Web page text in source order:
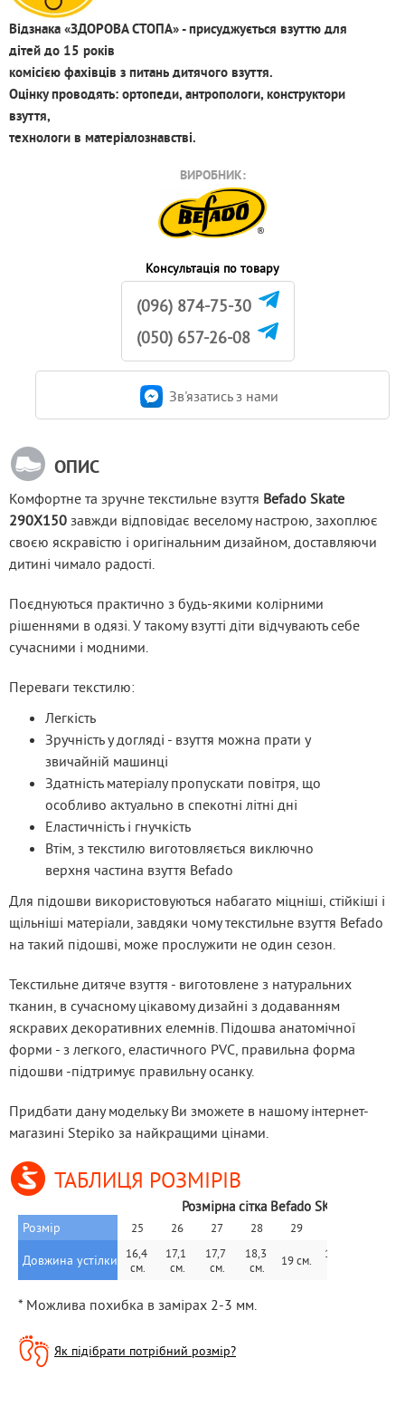
Відзнака «ЗДОРОВА СТОПА» - присуджується взуттю для
дітей до 15 років
комісією фахівців з питань дитячого взуття.
Оцінку проводять: ортопеди, антропологи, конструктори
взуття,
технологи в матеріалознавстві.
ВИРОБНИК:
Консультація по товару
(096) 874-75-30
(050) 657-26-08
Зв'язатись з нами
ОПИС
Комфортне та зручне текстильне взуття Befado Skate
290X150 завжди відповідає веселому настрою, захоплює
своєю яскравістю і оригінальним дизайном, доставляючи
дитині чимало радості.
Поєднуються практично з будь-якими колірними
рішеннями в одязі. У такому взутті діти відчувають себе
сучасними і модними.
Переваги текстилю:
Легкість
Зручність у догляді - взуття можна прати у
звичайній машинці
Здатність матеріалу пропускати повітря, що
особливо актуально в спекотні літні дні
Еластичність і гнучкість
Втім, з текстилю виготовляється виключно
верхня частина взуття Befado
Для підошви використовуються набагато міцніші, стійкіші і
щільніші матеріали, завдяки чому текстильне взуття Befado
на такий підошві, може прослужити не один сезон.
Текстильне дитяче взуття - виготовлене з натуральних
тканин, в сучасному цікавому дизайні з додаванням
яскравих декоративних елемнів. Підошва анатомічної
форми - з легкого, еластичного PVC, правильна форма
підошви -підтримує правильну осанку.
Придбати дану модельку Ви зможете в нашому інтернет-
магазині Stepiko за найкращими цінами.
ТАБЛИЦЯ РОЗМІРІВ
Розмірна сітка Befado SKATE
Розмір 25 26 27 28 29
Довжина устілки
16,4
см.
17,1
см.
17,7
см.
18,3
см.
19 см.
19,6
* Можлива похибка в замірах 2-3 мм.
Як підібрати потрібний розмір?